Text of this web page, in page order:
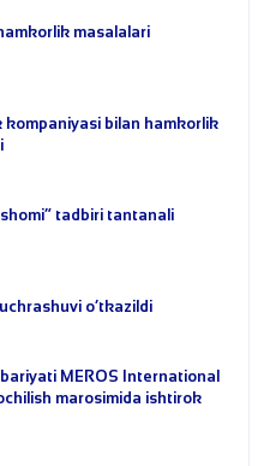
masalalari
bilan hamkorlik
tadbiri tantanali
o‘tkazildi
MEROS International
marosimida ishtirok